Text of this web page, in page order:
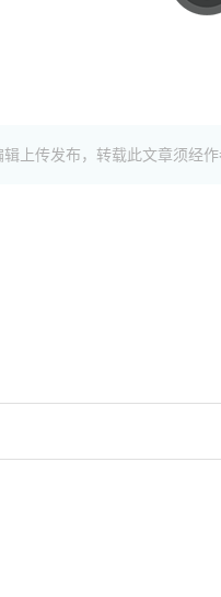
上传发布，转载此文章须经